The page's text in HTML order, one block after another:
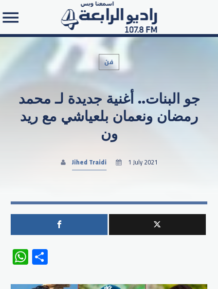
Search in the website:
فن
جو البنات.. أغنية جديدة لـ محمد
رمضان ونعمان بلعياشي مع ريد
ون
Jihed Traidi 1 July 2021
WhatsApp